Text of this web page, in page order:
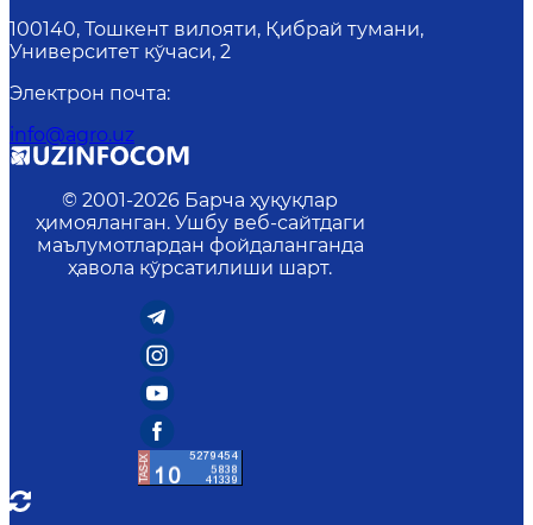
100140, Тошкент вилояти, Қибрай тумани,
Университет кўчаси, 2
Электрон почта:
info@agro.uz
© 2001-2026 Барча ҳуқуқлар
ҳимояланган. Ушбу веб-сайтдаги
маълумотлардан фойдаланганда
ҳавола кўрсатилиши шарт.